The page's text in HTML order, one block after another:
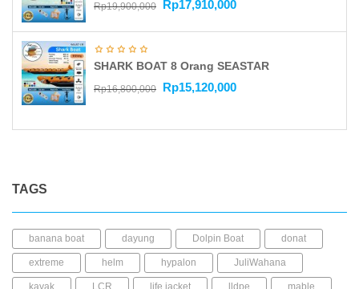
Rp19,900,000 Rp17,910,000
SHARK BOAT 8 Orang SEASTAR
Rp16,800,000 Rp15,120,000
TAGS
banana boat dayung Dolpin Boat donat
extreme helm hypalon JuliWahana
kayak LCR life jacket lldpe mable